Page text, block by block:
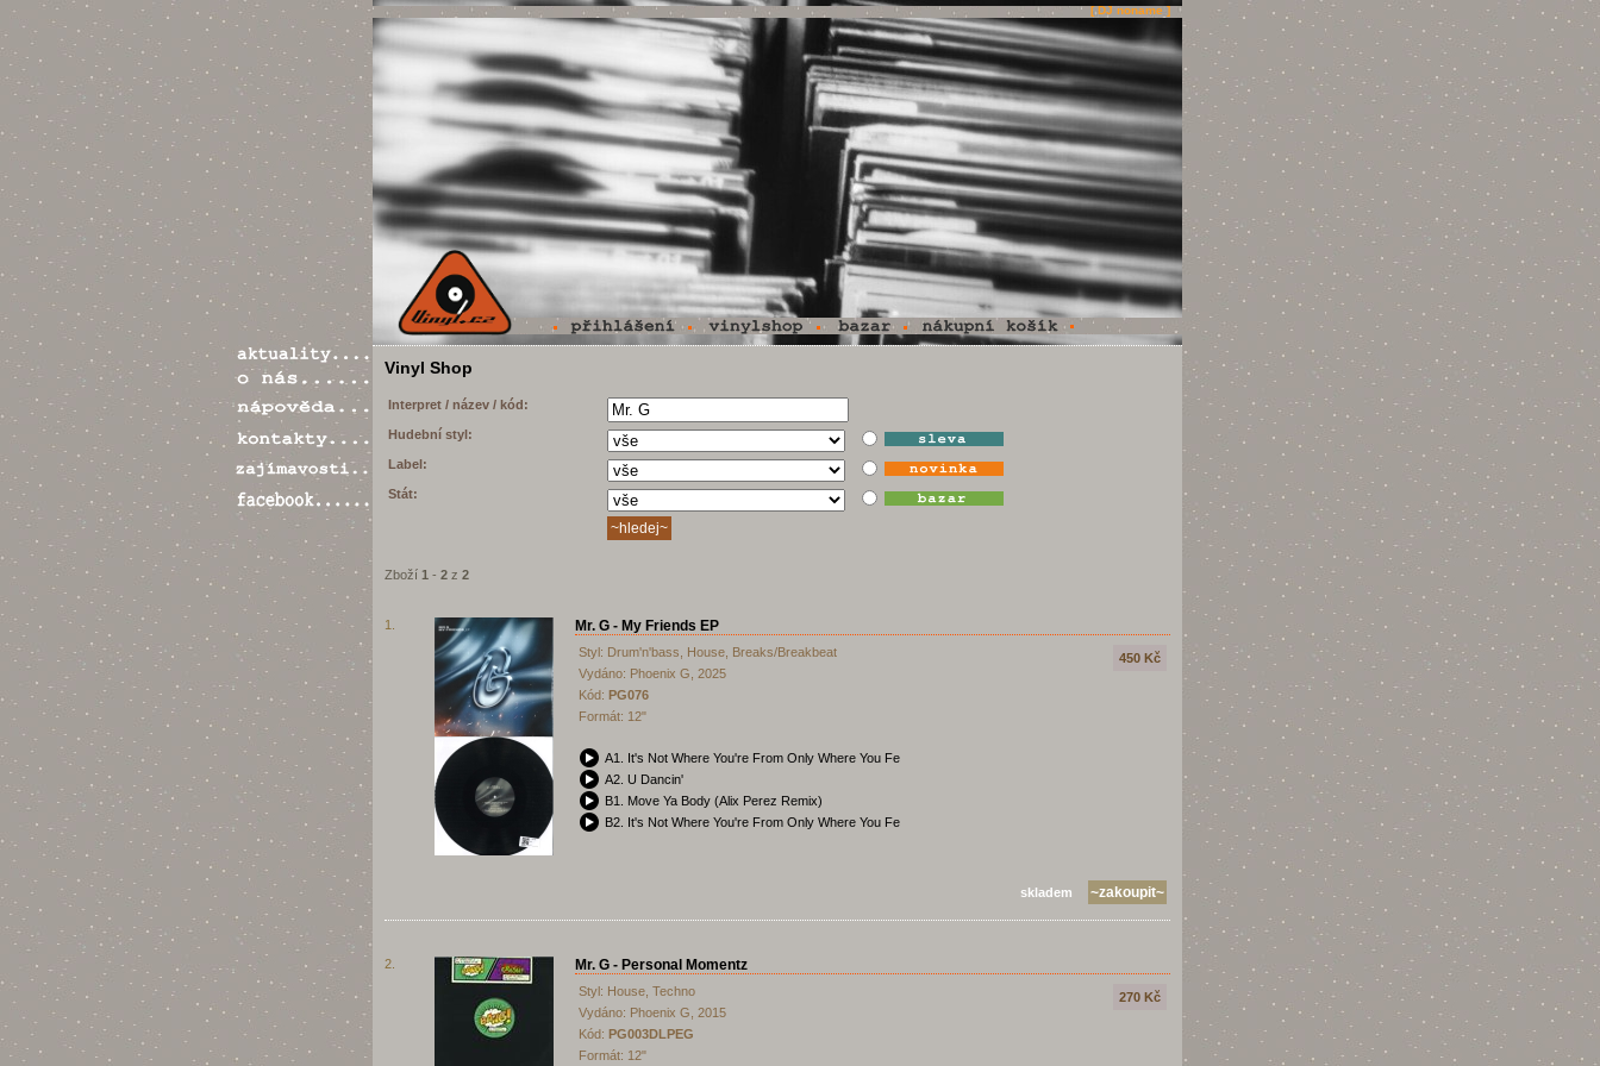
[ DJ noname ]
Vinyl Shop
Interpret / název / kód:
Hudební styl:
Label:
Stát:
Zboží 1 - 2 z 2
1. Mr. G - My Friends EP
Styl: Drum'n'bass, House, Breaks/Breakbeat
Vydáno: Phoenix G, 2025
Kód: PG076
Formát: 12"
450 Kč
A1. It's Not Where You're From Only Where You Feel It (Kenzo's Broken Dub)
A2. U Dancin'
B1. Move Ya Body (Alix Perez Remix)
B2. It's Not Where You're From Only Where You Feel It (Hezziane Remix)
skladem
2. Mr. G - Personal Momentz
Styl: House, Techno
Vydáno: Phoenix G, 2015
Kód: PG003DLPEG
Formát: 12"
270 Kč